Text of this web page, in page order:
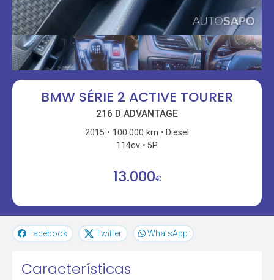
BMW SÉRIE 2 ACTIVE TOURER
216 D ADVANTAGE
2015 100.000 km
Diesel
114cv
5P
13.000€
Facebook Twitter WhatsApp
Características